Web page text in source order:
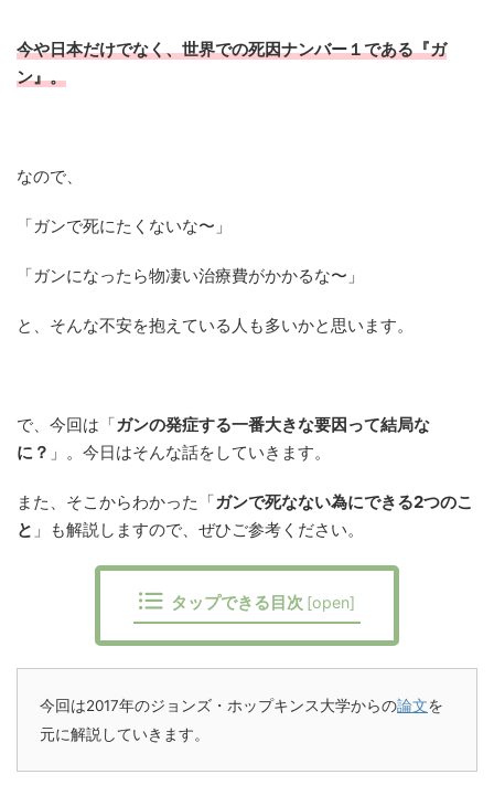
今や日本だけでなく、世界での死因ナンバー１である『ガ
ン』。
なので、
「ガンで死にたくないな〜」
「ガンになったら物凄い治療費がかかるな〜」
と、そんな不安を抱えている人も多いかと思います。
で、今回は「ガンの発症する一番大きな要因って結局な
に？ 」。今日はそんな話をしていきます。
また、そこからわかった「ガンで死なない為にできる2つのこ
と 」も解説しますので、ぜひご参考ください。
タップできる目次 [open]
今回は2017年のジョンズ・ホップキンス大学からの論文を
元に解説していきます。